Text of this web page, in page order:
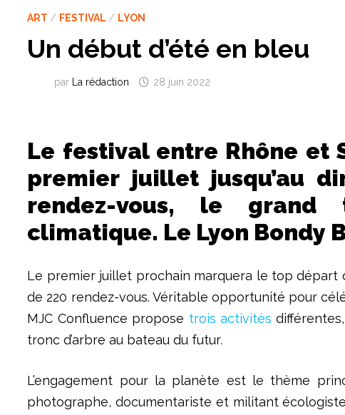
ART / FESTIVAL / LYON
Un début d’été en bleu
par La rédaction 28 juin 2022
Le festival entre Rhône et
premier juillet jusqu’au
rendez-vous, le
climatique. Le Lyon Bondy
Le premier juillet prochain marquera le top départ
de 220 rendez-vous. Véritable opportunité pour
MJC Confluence propose trois activités
tronc d’arbre au bateau du futur.
L’engagement pour la planète est le thème
photographe, documentariste et militant